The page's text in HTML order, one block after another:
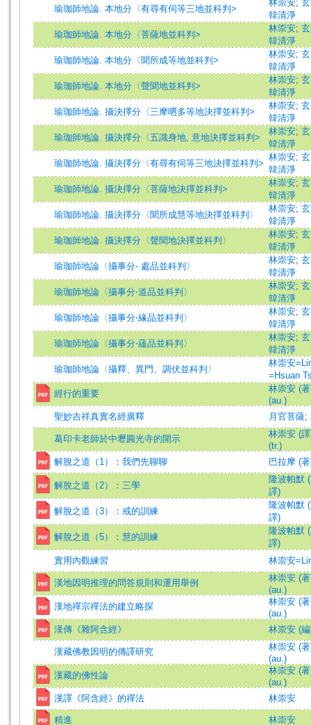
瑜珈師地論. 本地分〈有尋有伺等三地並科判>
林崇安;
韓清淨
瑜珈師地論. 本地分〈菩薩地並科判>
林崇安;
韓清淨
瑜珈師地論. 本地分〈聞所成等地並科判>
林崇安;
韓清淨
瑜珈師地論. 本地分〈聲聞地並科判>
林崇安;
韓清淨
瑜珈師地論. 攝決擇分〈三摩呬多等地決擇並科判>
林崇安;
韓清淨
瑜珈師地論. 攝決擇分〈五識身地, 意地決擇並科判>
林崇安;
韓清淨
瑜珈師地論. 攝決擇分〈有尋有伺等三地決擇並科判>
林崇安;
韓清淨
瑜珈師地論. 攝決擇分〈菩薩地決擇並科判>
林崇安;
韓清淨
瑜珈師地論. 攝決擇分〈聞所成慧等地決擇並科判〉
林崇安;
韓清淨
瑜珈師地論. 攝決擇分〈聲聞地決擇並科判〉
林崇安;
韓清淨
瑜珈師地論〈攝事分‧ 處品並科判〉
林崇安;
韓清淨
瑜珈師地論〈攝事分‧道品並科判〉
林崇安;
韓清淨
瑜珈師地論〈攝事分‧緣品並科判〉
林崇安;
韓清淨
瑜珈師地論〈攝事分‧蘊品並科判〉
林崇安;
韓清淨
瑜珈師地論〈攝釋、異門、調伏並科判〉
林崇安
=Hsuan
經行的重要
林崇安 (
(au.)
聖妙吉祥真實名經廣釋
月官菩薩;
葛印卡老師於中壢圓光寺的開示
林崇安 (
(tr.)
解脫之道（1）：我們先聊聊
巴拉摩 (
解脫之道（2）：三學
隆波帕默
譯)
解脫之道（3）：戒的訓練
隆波帕默
譯)
解脫之道（5）：慧的訓練
隆波帕默
譯)
實用內觀練習
林崇安
漢地因明推理的問答規則和運用舉例
林崇安 (
(au.)
漢地禪宗禪法的建立略探
林崇安 (
(au.)
漢傳《雜阿含經》
林崇安 (
漢藏佛教因明的傳譯研究
林崇安 (
(au.)
漢藏的佛性論
林崇安 (
(au.)
漢譯《阿含經》的禪法
林崇安
精進 林崇安